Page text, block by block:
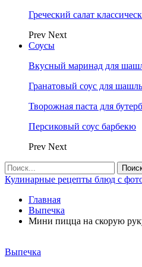
Греческий салат
Prev Next
Соусы
Вкусный маринад для
Гранатовый соус для
Творожная паста для
Персиковый соус барбекю
Prev Next
Кулинарные рецепты блюд с
Главная
Выпечка
Мини пицца на скорую
Выпечка